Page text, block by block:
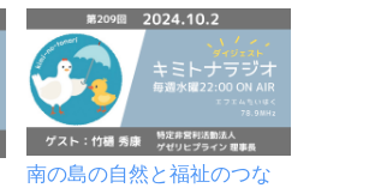
南の島の自然と福祉のつな